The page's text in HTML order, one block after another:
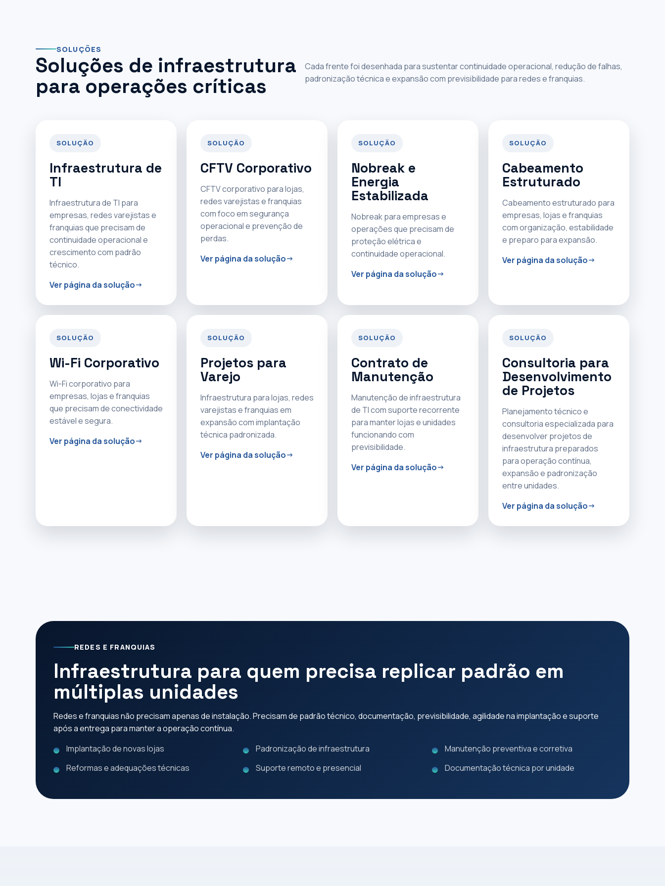
SOLUÇÕES
Soluções de infraestrutura
para operações críticas
Cada frente foi desenhada para sustentar continuidade operacional, redução de falhas,
padronização técnica e expansão com previsibilidade para redes e franquias.
SOLUÇÃO
Infraestrutura de
TI
Infraestrutura de TI para
empresas, redes varejistas e
franquias que precisam de
continuidade operacional e
crescimento com padrão
técnico.
Ver página da solução
SOLUÇÃO
CFTV Corporativo
CFTV corporativo para lojas,
redes varejistas e franquias
com foco em segurança
operacional e prevenção de
perdas.
Ver página da solução
SOLUÇÃO
Nobreak e
Energia
Estabilizada
Nobreak para empresas e
operações que precisam de
proteção elétrica e
continuidade operacional.
Ver página da solução
SOLUÇÃO
Cabeamento
Estruturado
Cabeamento estruturado para
empresas, lojas e franquias
com organização, estabilidade
e preparo para expansão.
Ver página da solução
SOLUÇÃO
Wi-Fi Corporativo
Wi-Fi corporativo para
empresas, lojas e franquias
que precisam de conectividade
estável e segura.
Ver página da solução
SOLUÇÃO
Projetos para
Varejo
Infraestrutura para lojas, redes
varejistas e franquias em
expansão com implantação
técnica padronizada.
Ver página da solução
SOLUÇÃO
Contrato de
Manutenção
Manutenção de infraestrutura
de TI com suporte recorrente
para manter lojas e unidades
funcionando com
previsibilidade.
Ver página da solução
SOLUÇÃO
Consultoria para
Desenvolvimento
de Projetos
Planejamento técnico e
consultoria especializada para
desenvolver projetos de
infraestrutura preparados
para operação contínua,
expansão e padronização
entre unidades.
Ver página da solução
REDES E FRANQUIAS
Infraestrutura para quem precisa replicar padrão em
múltiplas unidades
Redes e franquias não precisam apenas de instalação. Precisam de padrão técnico, documentação, previsibilidade, agilidade na implantação e suporte
após a entrega para manter a operação contínua.
Implantação de novas lojas
Reformas e adequações técnicas
Padronização de infraestrutura
Suporte remoto e presencial
Manutenção preventiva e corretiva
Documentação técnica por unidade